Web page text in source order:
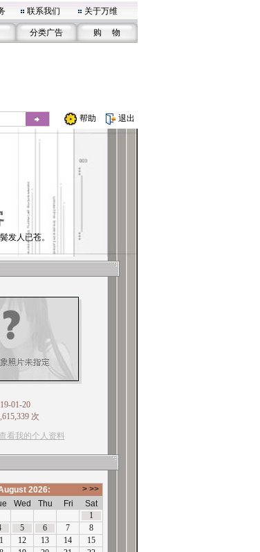
联系我们 关于万维
分类广告 购 物
帮助 退出
发人已苍。
01-20
次
看我的个人资料